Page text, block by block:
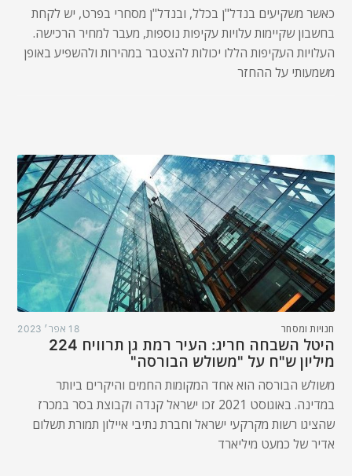
כאשר משקיעים בנדל"ן בכלל, ובנדל"ן מסחרי בפרט, יש לקחת
בחשבון שקיימות עלויות עקיפות נוספות, מעבר למחיר הרכישה.
העלויות העקיפות הללו יכולות להצטבר במהירות ולהשפיע באופן
משמעותי על ההחזר
חנויות ומסחר 18 אפר׳ 2023
היטל השבחה חריג: העיר רמת גן תרוויח 224
מיליון ש"ח על "משולש הבורסה"
משולש הבורסה הוא אחד המקומות החמים והיקרים ביותר
במדינה. באוגוסט 2021 זכו ישראל קנדה וקבוצת בסר במכרז
שהציגו רשות מקרקעי ישראל וחברת נתיבי איילון תמורת תשלום
אדיר של כמעט מיליארד